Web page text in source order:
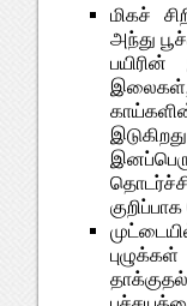
மிகச்
அந்து